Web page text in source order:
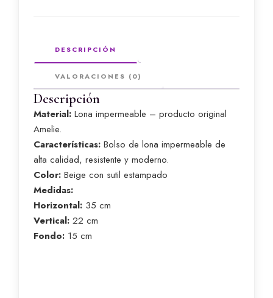
DESCRIPCIÓN
VALORACIONES (0)
Descripción
Material: Lona impermeable – producto original
Amelie.
Características: Bolso de lona impermeable de
alta calidad, resistente y moderno.
Color: Beige con sutil estampado
Medidas:
Horizontal: 35 cm
Vertical: 22 cm
Fondo: 15 cm